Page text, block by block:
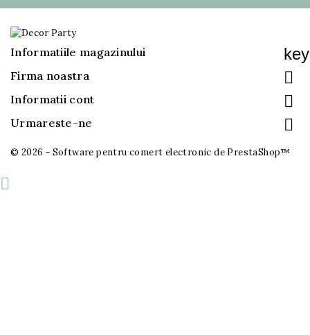
Informatiile magazinului
Firma noastra 
Informatii cont 
Urmareste-ne 
© 2026 - Software pentru comert electronic de PrestaShop™
